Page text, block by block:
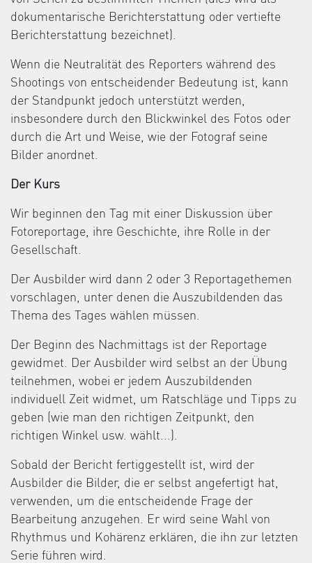
dokumentarische Berichterstattung oder vertiefte
Berichterstattung bezeichnet).
Wenn die Neutralität des Reporters während des
Shootings von entscheidender Bedeutung ist, kann
der Standpunkt jedoch unterstützt werden,
insbesondere durch den Blickwinkel des Fotos oder
durch die Art und Weise, wie der Fotograf seine
Bilder anordnet.
Der Kurs
Wir beginnen den Tag mit einer Diskussion über
Fotoreportage, ihre Geschichte, ihre Rolle in der
Gesellschaft.
Der Ausbilder wird dann 2 oder 3 Reportagethemen
vorschlagen, unter denen die Auszubildenden das
Thema des Tages wählen müssen.
Der Beginn des Nachmittags ist der Reportage
gewidmet. Der Ausbilder wird selbst an der Übung
teilnehmen, wobei er jedem Auszubildenden
individuell Zeit widmet, um Ratschläge und Tipps zu
geben (wie man den richtigen Zeitpunkt, den
richtigen Winkel usw. wählt...).
Sobald der Bericht fertiggestellt ist, wird der
Ausbilder die Bilder, die er selbst angefertigt hat,
verwenden, um die entscheidende Frage der
Bearbeitung anzugehen. Er wird seine Wahl von
Rhythmus und Kohärenz erklären, die ihn zur letzten
Serie führen wird.